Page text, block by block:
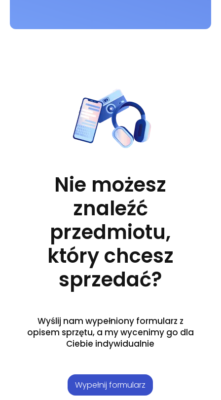
Nie możesz
znaleźć
przedmiotu,
który chcesz
sprzedać?
Wyślij nam wypełniony formularz z
opisem sprzętu, a my wycenimy go dla
Ciebie indywidualnie
Wypełnij formularz